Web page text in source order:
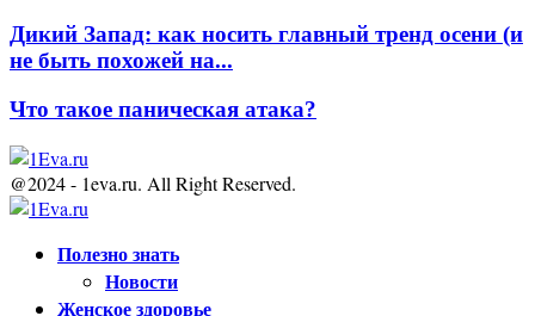
Дикий Запад: как носить главный тренд осени (и
не быть похожей на...
Что такое паническая атака?
@2024 - 1eva.ru. All Right Reserved.
Полезно знать
Новости
Женское здоровье